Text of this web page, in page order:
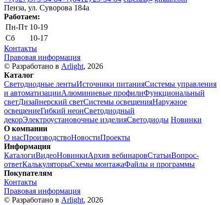
Пенза, ул. Cуворова 184а
Работаем:
Пн-Пт 10-19
Сб
10-17
Контакты
Правовая информация
© Разработано в Arlight, 2026
Каталог
Светодиодные лентыИсточники питанияСистемы управления
и автоматизацииАлюминиевые профилиФункциональный
светДизайнерский светСистемы освещенияНаружное
освещениеГибкий неонСветодиодный
декорЭлектроустановочные изделияСветодиоды Новинки
О компании
О насПроизводствоНовостиПроекты
Информация
КаталогиВидеоНовинкиАрхив вебинаровСтатьиВопрос-
ответКалькуляторыСхемы монтажаФайлы и программы
Покупателям
Контакты
Правовая информация
© Разработано в Arlight, 2026